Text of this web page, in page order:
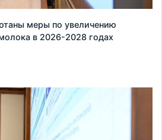
меры по увеличению
в 2026-2028 годах